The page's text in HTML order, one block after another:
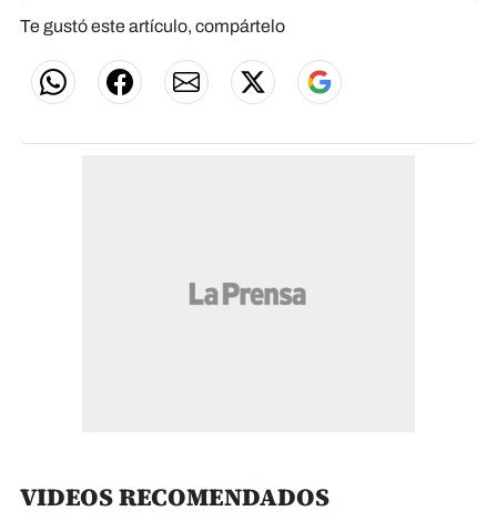
Te gustó este artículo, compártelo
VIDEOS RECOMENDADOS